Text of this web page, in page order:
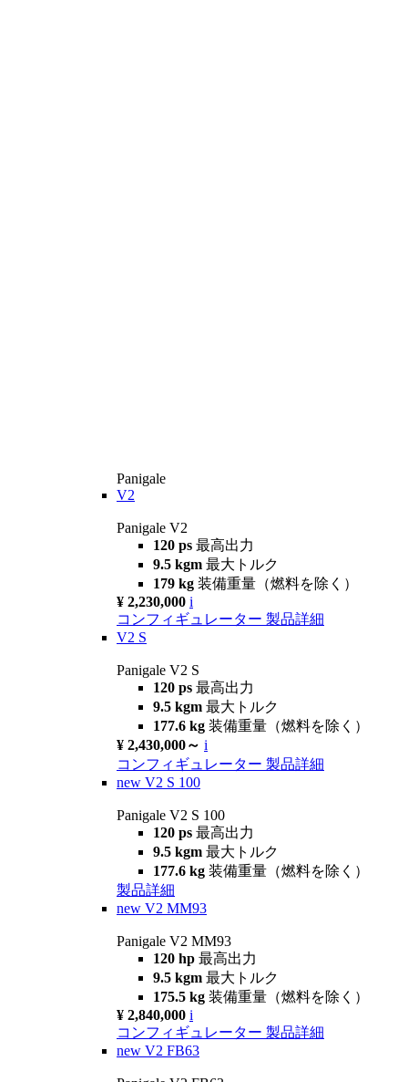
Panigale
V2
Panigale V2
120 ps 最高出力
9.5 kgm 最大トルク
179 kg 装備重量（燃料を除く）
¥ 2,230,000 i
コンフィギュレーター 製品詳細
V2 S
Panigale V2 S
120 ps 最高出力
9.5 kgm 最大トルク
177.6 kg 装備重量（燃料を除く）
¥ 2,430,000～ i
コンフィギュレーター 製品詳細
new V2 S 100
Panigale V2 S 100
120 ps 最高出力
9.5 kgm 最大トルク
177.6 kg 装備重量（燃料を除く）
製品詳細
new V2 MM93
Panigale V2 MM93
120 hp 最高出力
9.5 kgm 最大トルク
175.5 kg 装備重量（燃料を除く）
¥ 2,840,000 i
コンフィギュレーター 製品詳細
new V2 FB63